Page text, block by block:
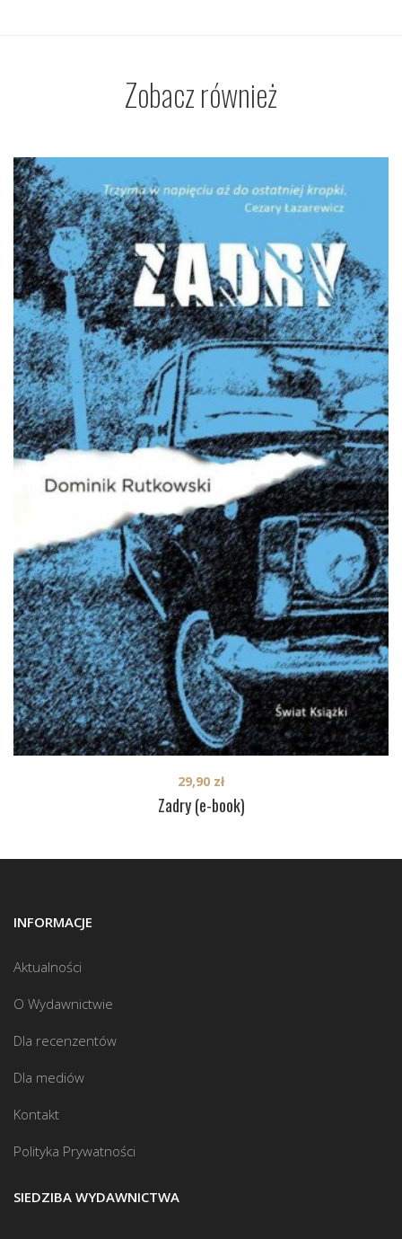
Zobacz również
Zadry (e-book)
29,90 zł
INFORMACJE
Aktualności
O Wydawnictwie
Dla recenzentów
Dla mediów
Kontakt
Polityka Prywatności
SIEDZIBA WYDAWNICTWA